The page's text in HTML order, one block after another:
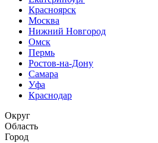
Красноярск
Москва
Нижний Новгород
Омск
Пермь
Ростов-на-Дону
Самара
Уфа
Краснодар
Округ
Область
Город